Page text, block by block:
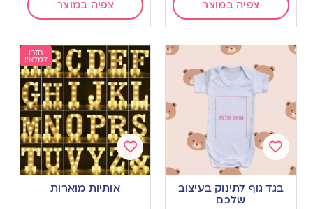
צפיה במוצר צפיה במוצר
to
wishlist
בגד גוף לתינוק בעיצוב
שלכם
חזרו
למלאי!
Add
wishlist
אותיות מוארות